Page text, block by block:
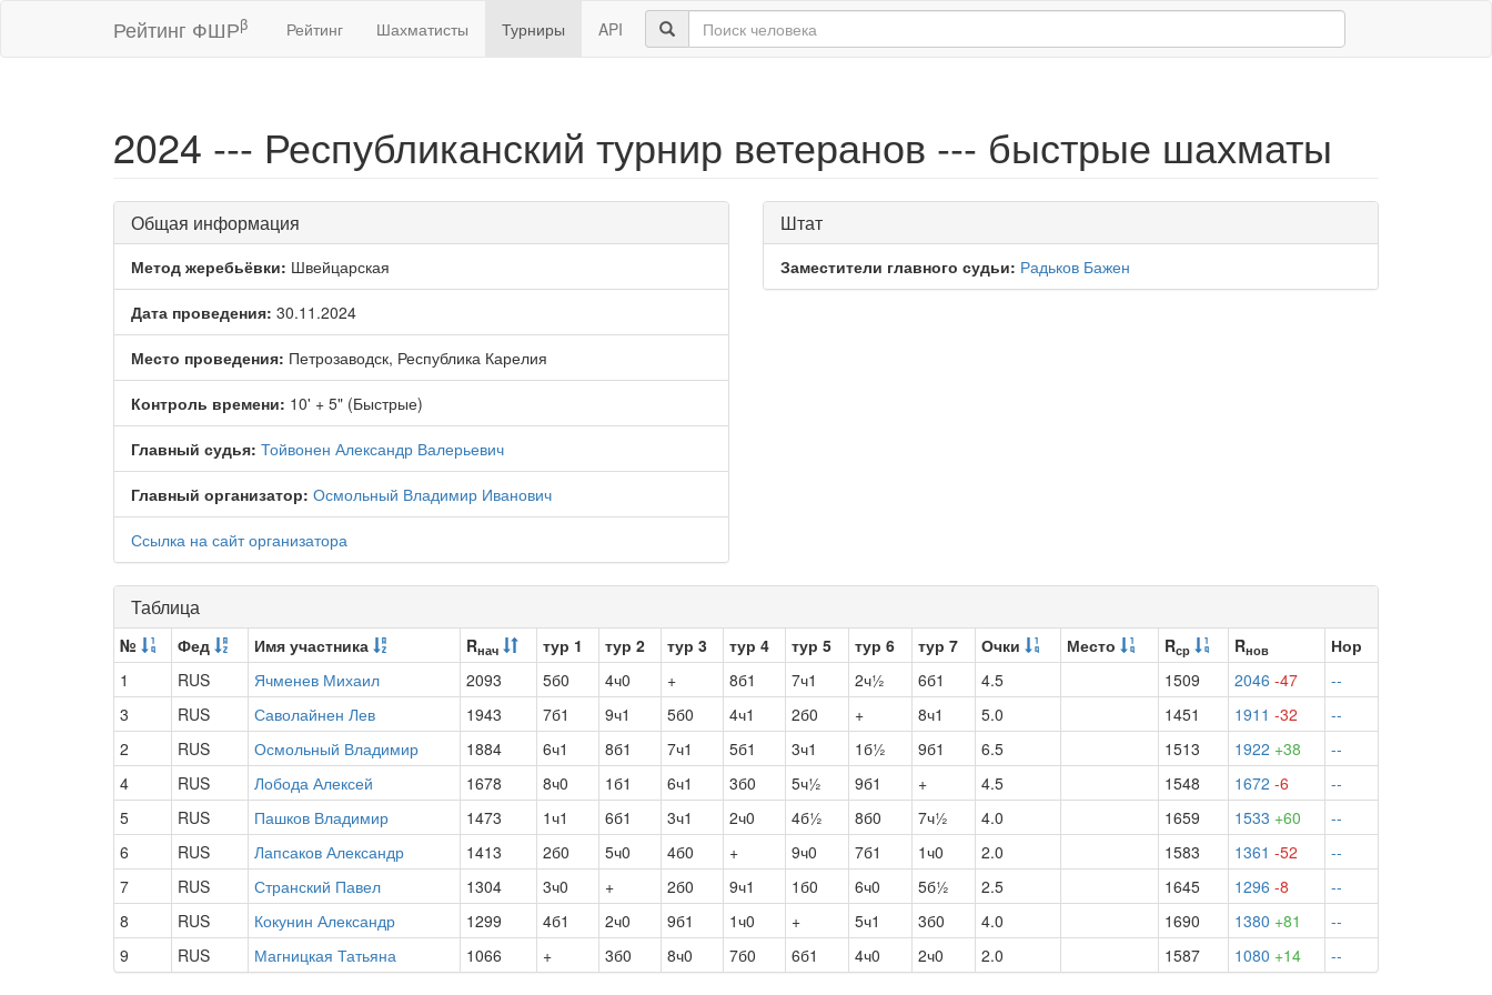
Рейтинг ФШРβ Рейтинг Шахматисты Турниры API
2024 --- Республиканский турнир ветеранов --- быстрые шахматы
Общая информация
Метод жеребьёвки: Швейцарская
Дата проведения: 30.11.2024
Место проведения: Петрозаводск, Республика Карелия
Контроль времени: 10' + 5" (Быстрые)
Главный судья: Тойвонен Александр Валерьевич
Главный организатор: Осмольный Владимир Иванович
Ссылка на сайт организатора
Штат
Заместители главного судьи: Радьков Бажен
Таблица
№ Фед Имя участника Rнач тур 1 тур 2 тур 3 тур 4 тур 5 тур 6 тур 7 Очки Место Rср Rнов
Нор
1
RUS Ячменев Михаил 2093 5б0 4ч0 + 8б1 7ч1 2ч½ 6б1 4.5 1509 2046 -47
--
3
RUS Саволайнен Лев 1943 7б1 9ч1 5б0 4ч1 2б0 + 8ч1 5.0 1451 1911 -32
--
2
RUS Осмольный Владимир 1884 6ч1 8б1 7ч1 5б1 3ч1 1б½ 9б1 6.5 1513 1922 +38
--
4
RUS Лобода Алексей 1678 8ч0 1б1 6ч1 3б0 5ч½ 9б1 + 4.5 1548 1672 -6
--
5
RUS Пашков Владимир 1473 1ч1 6б1 3ч1 2ч0 4б½ 8б0 7ч½ 4.0 1659 1533 +60
--
6
RUS Лапсаков Александр 1413 2б0 5ч0 4б0 + 9ч0 7б1 1ч0 2.0 1583 1361 -52
--
7
RUS Странский Павел 1304 3ч0 + 2б0 9ч1 1б0 6ч0 5б½ 2.5 1645 1296 -8
--
8
RUS Кокунин Александр 1299 4б1 2ч0 9б1 1ч0 + 5ч1 3б0 4.0 1690 1380 +81
--
9
RUS Магницкая Татьяна 1066 + 3б0 8ч0 7б0 6б1 4ч0 2ч0 2.0 1587 1080 +14 --